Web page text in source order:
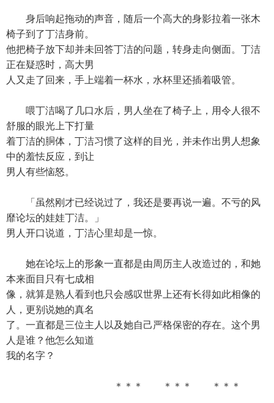
身后响起拖动的声音，随后一个高大的身影拉着一张木
椅子到了丁洁身前。
他把椅子放下却并未回答丁洁的问题，转身走向侧面。丁洁
正在疑惑时，高大男
人又走了回来，手上端着一杯水，水杯里还插着吸管。
喂丁洁喝了几口水后，男人坐在了椅子上，用令人很不
舒服的眼光上下打量
着丁洁的胴体，丁洁习惯了这样的目光，并未作出男人想象
中的羞怯反应，到让
男人有些恼怒。
「虽然刚才已经说过了，我还是要再说一遍。不亏的风
靡论坛的娃娃丁洁。」
男人开口说道，丁洁心里却是一惊。
她在论坛上的形象一直都是由周历主人改造过的，和她
本来面目只有七成相
像，就算是熟人看到也只会感叹世界上还有长得如此相像的
人，更别说她的真名
了。一直都是三位主人以及她自己严格保密的存在。这个男
人是谁？他怎么知道
我的名字？
＊＊＊ ＊＊＊ ＊＊＊